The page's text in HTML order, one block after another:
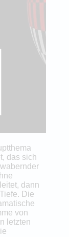
das sich
dann
Die
von
letzten